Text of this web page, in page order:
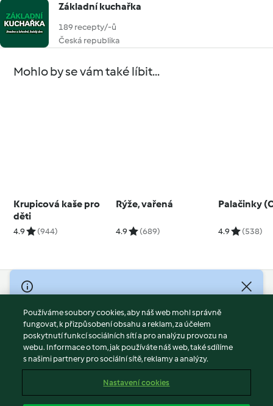
Základní kuchařka
189 recepty/-ů
Česká republika
Mohlo by se vám také líbit...
Krupicová kaše pro
děti
4.9 (944)
Rýže, vařená
4.9 (689)
Palačinky
4.9 (538)
© Copyright 2026
Podmínky užívání
Zásady ochrany osobních údajů
Vyloučení odpovědnosti
Tiráž
Obsah zprávy
Používáme soubory cookies, aby náš web mohl správně
fungovat, k přizpůsobení obsahu a reklam, za účelem
poskytnutí funkcí sociálních sítí a pro analýzu provozu na
webu. Informace o tom, jak používáte náš web, také sdílíme
s našimi partnery pro sociální sítě, reklamy a analýzy.
Nastavení cookies